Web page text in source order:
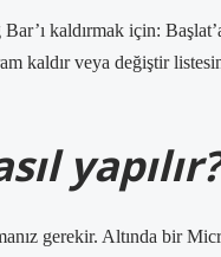
kaldırmak için:
kaldır veya değiştir
yapılır?
gerekir. Altında bir